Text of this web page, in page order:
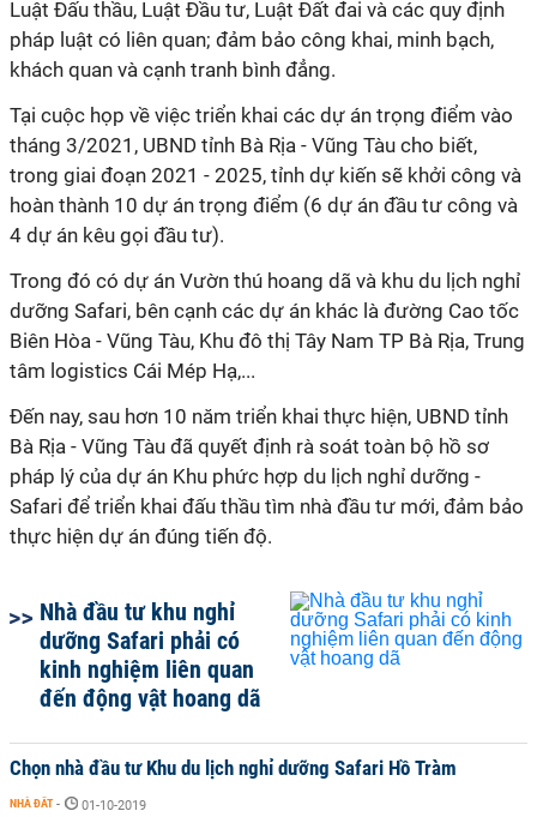
Luật Đấu thầu, Luật Đầu tư, Luật Đất đai và các quy định
pháp luật có liên quan; đảm bảo công khai, minh bạch,
khách quan và cạnh tranh bình đẳng.
Tại cuộc họp về việc triển khai các dự án trọng điểm vào
tháng 3/2021, UBND tỉnh Bà Rịa - Vũng Tàu cho biết,
trong giai đoạn 2021 - 2025, tỉnh dự kiến sẽ khởi công và
hoàn thành 10 dự án trọng điểm (6 dự án đầu tư công và
4 dự án kêu gọi đầu tư).
Trong đó có dự án Vườn thú hoang dã và khu du lịch nghỉ
dưỡng Safari, bên cạnh các dự án khác là đường Cao tốc
Biên Hòa - Vũng Tàu, Khu đô thị Tây Nam TP Bà Rịa, Trung
tâm logistics Cái Mép Hạ,...
Đến nay, sau hơn 10 năm triển khai thực hiện, UBND tỉnh
Bà Rịa - Vũng Tàu đã quyết định rà soát toàn bộ hồ sơ
pháp lý của dự án Khu phức hợp du lịch nghỉ dưỡng -
Safari để triển khai đấu thầu tìm nhà đầu tư mới, đảm bảo
thực hiện dự án đúng tiến độ.
Nhà đầu tư khu nghỉ
dưỡng Safari phải có
kinh nghiệm liên quan
đến động vật hoang dã
Chọn nhà đầu tư Khu du lịch nghỉ dưỡng Safari Hồ Tràm
NHÀ ĐẤT - 01-10-2019